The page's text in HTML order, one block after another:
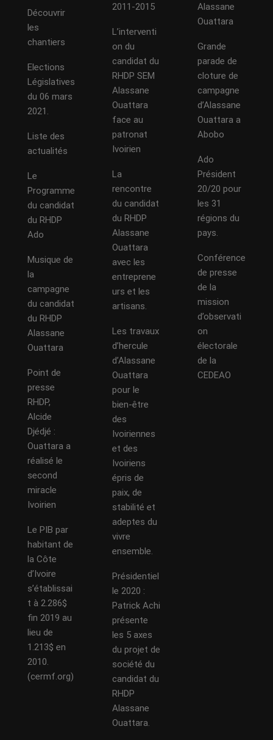
Découvrir
les
chantiers
Elections
Législatives
du 06 mars
2021.
Liste des
actualités
Le
Programme
du candidat
du RHDP
Ado
Musique de
la
campagne
du candidat
du RHDP
Alassane
Ouattara
Point de
presse
RHDP,
Alcide
Djédjé :
Ouattara a
réalisé le
second
miracle
Ivoirien
Le PIB par
habitant de
la Côte
d’Ivoire
s’établissai
t à 2.286$
fin 2019 au
lieu de
1.213$ en
2010.
(cermf.org)
2011-2015
L’interventi
on du
candidat du
RHDP SEM
Alassane
Ouattara
face au
patronat
Ivoirien
La
rencontre
du candidat
du RHDP
Alassane
Ouattara
avec les
entreprene
urs et les
artisans.
Les travaux
d’hercule
d’Alassane
Ouattara
pour le
bien-être
des
Ivoiriennes
et des
Ivoiriens
épris de
paix, de
stabilité et
adeptes du
vivre
ensemble.
Présidentiel
le 2020 :
Patrick Achi
présente
les 5 axes
du projet de
société du
candidat du
RHDP
Alassane
Ouattara.
Alassane
Ouattara
Grande
parade de
cloture de
campagne
d’Alassane
Ouattara a
Abobo
Ado
Président
20/20 pour
les 31
régions du
pays.
Conférence
de presse
de la
mission
d’observati
on
électorale
de la
CEDEAO